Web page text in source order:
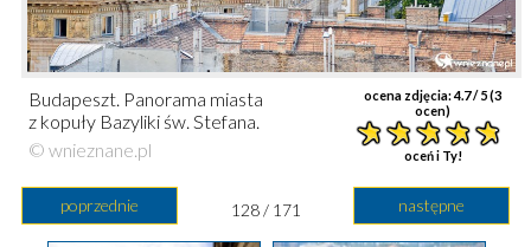
ocena zdjęcia:4.7/ 5 (3
ocen)
oceń i Ty!
Budapeszt. Panorama miasta
z kopuły Bazyliki św. Stefana.
© wnieznane.pl
poprzednie następne
128 / 171